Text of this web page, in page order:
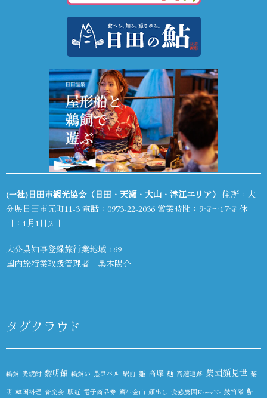
(一社)日田市観光協会（日田・天瀬・大山・津江エリア） 住所：大
分県日田市元町11-3 電話： 0973-22-2036 営業時間：9時～17時 休
日：1月1日,2日
大分県知事登録旅行業地域-169
国内旅行業取扱管理者 黒木陽介
タグクラウド
鵜飼 麦焼酎 黎明館 鵜飼い 黒ラベル 駅前 雛 高塚 麺 高速道路 集団顔見世 黎
明 韓国料理 音楽会 駅近 電子商品券 鯛生金山 顔出し 食感農園KazetoNe 鼓笛隊 鮎